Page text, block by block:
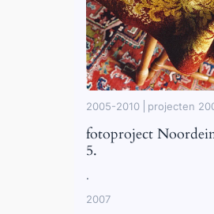
2005-2010 projecten
fotoproject
5.
.
2007